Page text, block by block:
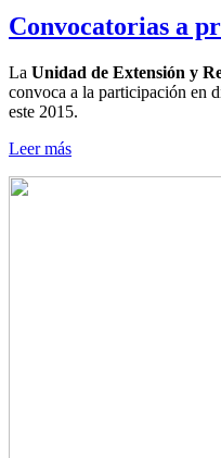
Convocatorias a
La Unidad de Extensión y
convoca a la participación en
este 2015.
Leer más